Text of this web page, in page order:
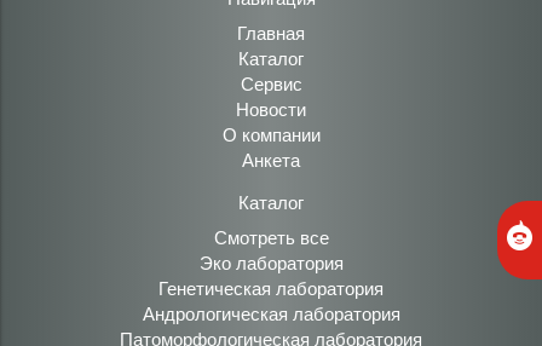
Главная
Каталог
Сервис
Новости
О компании
Анкета
Каталог
Смотреть все
Эко лаборатория
Генетическая лаборатория
Андрологическая лаборатория
Патоморфологическая лаборатория